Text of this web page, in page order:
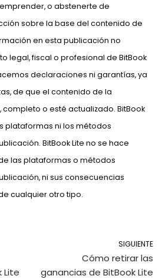
o abstenerte de
sobre la base del contenido de
en esta publicación no
legal, fiscal o profesional de BitBook
declaraciones ni garantías, ya
de que el contenido de la
o esté actualizado. BitBook
plataformas ni los métodos
BitBook Lite no se hace
las plataformas o métodos
ni sus consecuencias
cualquier otro tipo.
Lite
SIGUIENTE
Cómo retirar las
ganancias de BitBook Lite